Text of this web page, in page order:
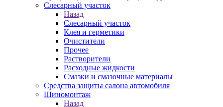
Слесарный участок
Назад
Слесарный участок
Клея и герметики
Очистители
Прочее
Растворители
Расходные жидкости
Смазки и смазочные материалы
Средства защиты салона автомобиля
Шиномонтаж
Назад